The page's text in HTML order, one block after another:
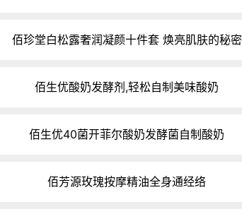
佰珍堂白松露奢润凝颜十件套 焕亮肌肤的秘密
佰生优酸奶发酵剂,轻松自制美味酸奶
佰生优40菌开菲尔酸奶发酵菌自制酸奶
佰芳源玫瑰按摩精油全身通经络